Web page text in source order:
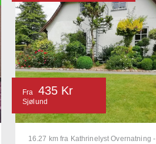
16.27 km fra Kathrinelyst Overnatning -
Fra 435 Kr
Sjølund